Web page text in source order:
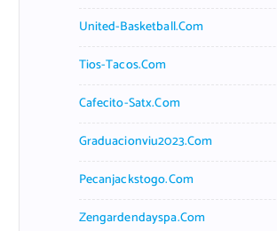
United-Basketball.com
Tios-Tacos.com
Cafecito-Satx.com
Graduacionviu2023.com
Pecanjackstogo.com
Zengardendayspa.com